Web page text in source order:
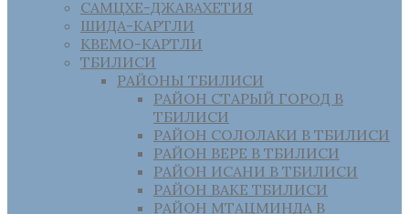
САМЦХЕ-ДЖАВАХЕТИЯ
ШИДА-КАРТЛИ
КВЕМО-КАРТЛИ
ТБИЛИСИ
РАЙОНЫ ТБИЛИСИ
РАЙОН СТАРЫЙ ГОРОД В
ТБИЛИСИ
РАЙОН СОЛОЛАКИ В ТБИЛИСИ
РАЙОН ВЕРЕ В ТБИЛИСИ
РАЙОН ИСАНИ В ТБИЛИСИ
РАЙОН ВАКЕ ТБИЛИСИ
РАЙОН МТАЦМИНДА В